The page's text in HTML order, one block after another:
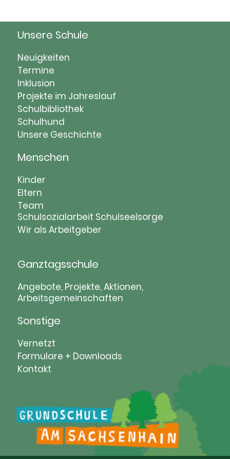
Unsere Schule
Navigation
überspringen
Neuigkeiten
Termine
Inklusion
Projekte im Jahreslauf
Schulbibliothek
Schulhund
Unsere Geschichte
Menschen
Navigation
überspringen
Kinder
Eltern
Team
Schulsozialarbeit Schulseelsorge
Wir als Arbeitgeber
Ganztagsschule
Navigation
überspringen
Angebote, Projekte, Aktionen,
Arbeitsgemeinschaften
Sonstige
Navigation
überspringen
Vernetzt
Formulare + Downloads
Kontakt